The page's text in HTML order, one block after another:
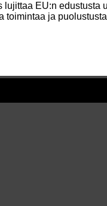
lujittaa EU:n
toimintaa ja